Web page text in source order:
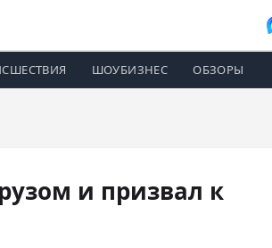
ШОУБИЗНЕС ОБЗОРЫ
и призвал к